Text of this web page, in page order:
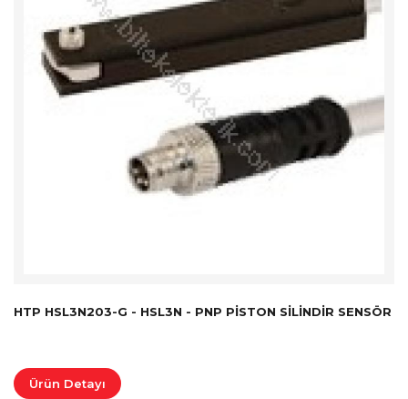
HTP HSL3N203-G - HSL3N - PNP PISTON SILINDIR SENSÖR
Ürün Detayı